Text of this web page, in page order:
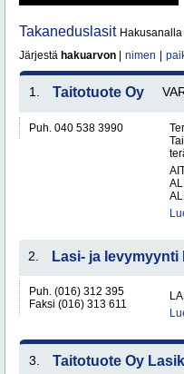
Takaneduslasit
Järjestä hakuarvon nimen
1. Taitotuote Oy
Puh. 040 538 3990
2. Lasi- ja levymyynti
Puh. (016) 312 395
Faksi (016) 313 611
3. Taitotuote Oy